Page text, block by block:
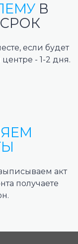
В
если будет
- 1-2 дня.
акт
получаете